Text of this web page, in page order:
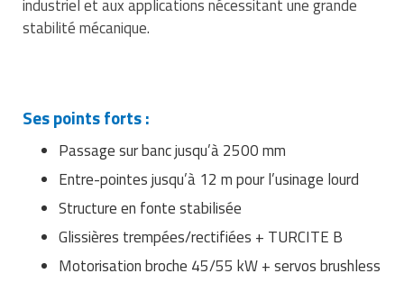
Matériel de musculation
Rôtisserie professionnelle
Table de cuisson professionnelle
Tables de préparation réfrigérées
Ustensile de cuisine
Vaisselle restaurant
industriel et aux applications nécessitant une grande
stabilité mécanique.
Ses points forts :
Passage sur banc jusqu’à 2500 mm
Entre-pointes jusqu’à 12 m pour l’usinage lourd
Structure en fonte stabilisée
Glissières trempées/rectifiées + TURCITE B
Motorisation broche 45/55 kW + servos brushless